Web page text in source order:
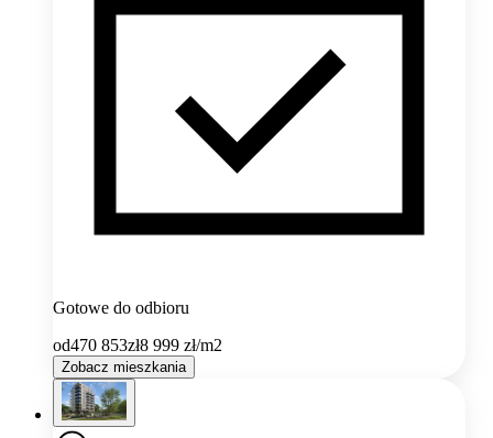
Gotowe do odbioru
od470 853zł8 999 zł/m2
Zobacz mieszkania